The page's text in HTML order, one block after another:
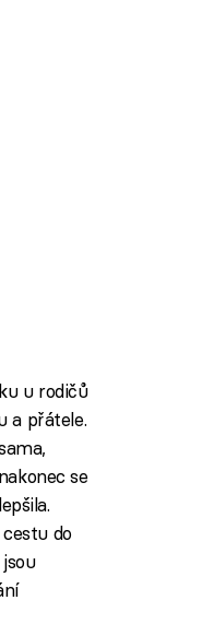
u rodičů
a přátele.
se
do